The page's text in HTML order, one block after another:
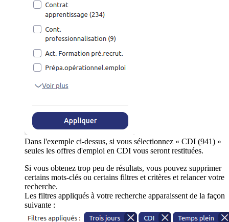
Dans l'exemple ci-dessus, si vous sélectionnez « CDI (941) »
seules les offres d'emploi en CDI vous seront restituées.
Si vous obtenez trop peu de résultats, vous pouvez supprimer
certains mots-clés ou certains filtres et critères et relancer votre
recherche.
Les filtres appliqués à votre recherche apparaissent de la façon
suivante :